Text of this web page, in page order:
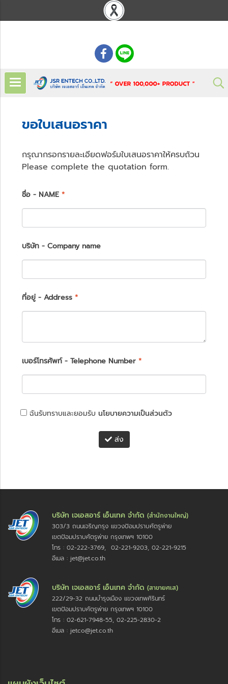
ขอใบเสนอราคา
กรุณากรอกรายละเอียดฟอร์มใบเสนอราคาให้ครบถ้วน
Please complete the quotation form.
ชื่อ - NAME *
บริษัท - Company name
ที่อยู่ - Address *
เบอร์โทรศัพท์ - Telephone Number *
ฉันรับทราบและยอมรับ นโยบายความเป็นส่วนตัว
ส่ง
บริษัท เจเอสอาร์ เอ็นเทค จำกัด (สำนักงานใหญ่)
303/3 ถนนเจริญกรุง แขวงป้อมปราบศัตรูพ่าย
เขตป้อมปราบศัตรูพ่าย กรุงเทพฯ 10100
โทร : 02-222-3769, 02-221-9203, 02-221-9215
อีเมล : jet@jet.co.th
บริษัท เจเอสอาร์ เอ็นเทค จำกัด (สาขายศเส)
222/29-32 ถนนบำรุงเมือง แขวงเทพศิรินทร์
เขตป้อมปราบศัตรูพ่าย กรุงเทพฯ 10100
โทร : 02-621-7948-55, 02-225-2830-2
อีเมล : jetco@jet.co.th